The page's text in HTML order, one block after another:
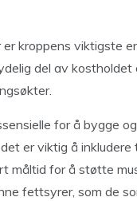
kroppens viktigste
del av
for å bygge
er viktig å inkludere
måltid for å støtte
fettsyrer, som de